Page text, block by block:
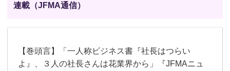
連載（JFMA通信）
【巻頭言】「一人称ビジネス書『社長はつらい
よ』、３人の社長さんは花業界から」『JFMAニュ